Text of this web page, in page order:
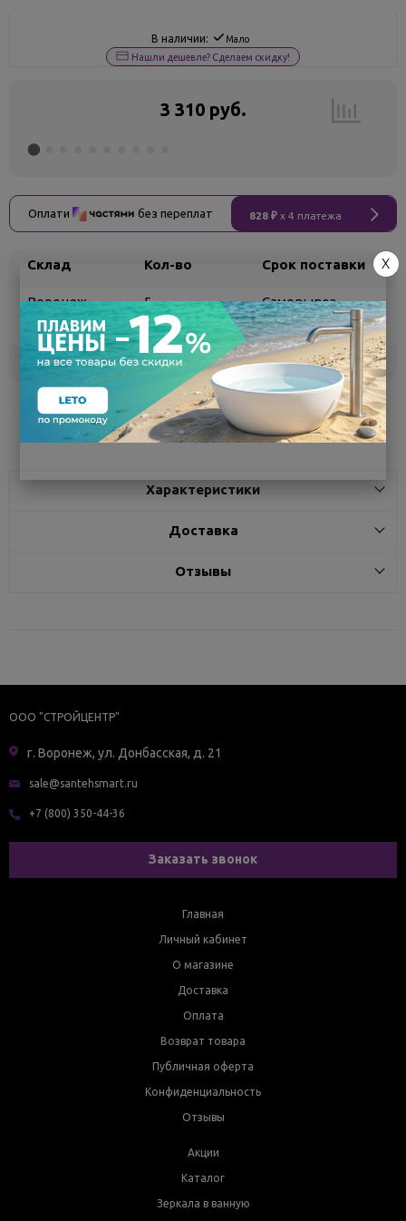
В наличии: Мало
Нашли дешевле? Сделаем скидку!
3 310 руб.
Оплати без переплат 828 ₽ x 4 платежа
Склад Кол-во Срок поставки
Воронеж 5
Самовывоз
сегодня
Белгород под заказ 3 - 7 дней
Поделиться
Характеристики
Доставка
Отзывы
ООО "СТРОЙЦЕНТР"
г. Воронеж, ул. Донбасская, д. 21
sale@santehsmart.ru
+7 (800) 350-44-36
Заказать звонок
Главная
Личный кабинет
О магазине
Доставка
Оплата
Возврат товара
Публичная оферта
Конфиденциальность
Отзывы
Акции
Каталог
Зеркала в ванную
X